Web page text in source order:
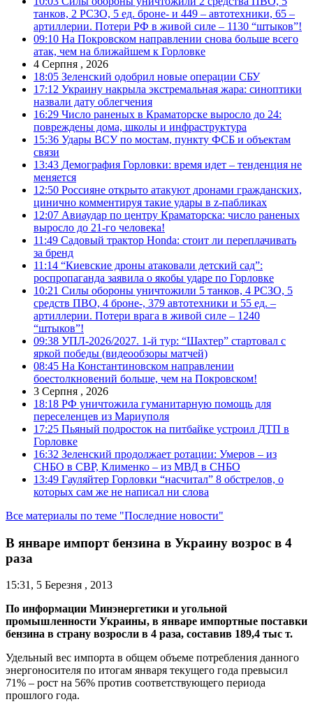
танков, 2 РСЗО, 5 ед. броне- и 449 – автотехники, 65 –
артиллерии. Потери РФ в живой силе – 1130 “штыков”!
09:10 На Покровском направлении снова больше всего
атак, чем на ближайшем к Горловке
4 Серпня , 2026
18:05 Зеленский одобрил новые операции СБУ
17:12 Украину накрыла экстремальная жара: синоптики
назвали дату облегчения
16:29 Число раненых в Краматорске выросло до 24:
повреждены дома, школы и инфраструктура
15:36 Удары ВСУ по мостам, пункту ФСБ и объектам
связи
13:43 Демография Горловки: время идет – тенденция не
меняется
12:50 Россияне открыто атакуют дронами гражданских,
цинично комментируя такие удары в z-пабликах
12:07 Авиаудар по центру Краматорска: число раненых
выросло до 21-го человека!
11:49 Садовый трактор Honda: стоит ли переплачивать
за бренд
11:14 “Киевские дроны атаковали детский сад”:
роспропаганда заявила о якобы ударе по Горловке
10:21 Силы обороны уничтожили 5 танков, 4 РСЗО, 5
средств ПВО, 4 броне-, 379 автотехники и 55 ед. –
артиллерии. Потери врага в живой силе – 1240
“штыков”!
09:38 УПЛ-2026/2027. 1-й тур: “Шахтер” стартовал с
яркой победы (видеообзоры матчей)
08:45 На Константиновском направлении
боестолкновений больше, чем на Покровском!
3 Серпня , 2026
18:18 РФ уничтожила гуманитарную помощь для
переселенцев из Мариуполя
17:25 Пьяный подросток на питбайке устроил ДТП в
Горловке
16:32 Зеленский продолжает ротации: Умеров – из
СНБО в СВР, Клименко – из МВД в СНБО
13:49 Гауляйтер Горловки “насчитал” 8 обстрелов, о
которых сам же не написал ни слова
Все материалы по теме "Последние новости"
В январе импорт бензина в Украину возрос в 4
раза
15:31, 5 Березня , 2013
По информации Минэнергетики и угольной
промышленности Украины, в январе импортные поставки
бензина в страну возросли в 4 раза, составив 189,4 тыс т.
Удельный вес импорта в общем объеме потребления данного
энергоносителя по итогам января текущего года превысил
71% – рост на 56% против соответствующего периода
прошлого года.